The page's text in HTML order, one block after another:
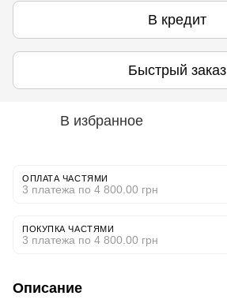
В кредит
Быстрый заказ
В избранное
ОПЛАТА ЧАСТЯМИ
3 платежа по 4 800.00 грн
ПОКУПКА ЧАСТЯМИ
3 платежа по 4 800.00 грн
Описание